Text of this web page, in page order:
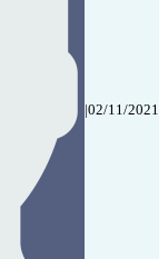
|02/11/2021